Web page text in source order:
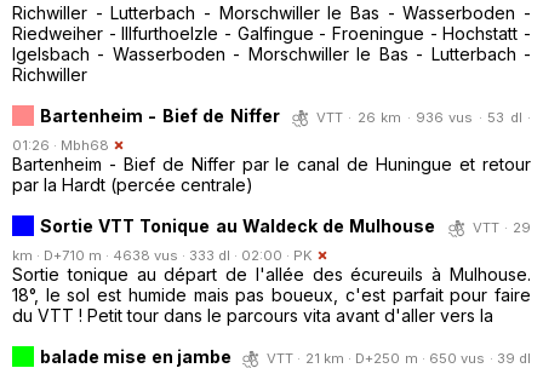
Richwiller - Lutterbach - Morschwiller le Bas - Wasserboden -
Riedweiher - Illfurthoelzle - Galfingue - Froeningue - Hochstatt -
Igelsbach - Wasserboden - Morschwiller le Bas - Lutterbach -
Richwiller
Bartenheim - Bief de Niffer
VTT · 26 km · 936 vus · 53 dl ·
01:26 · Mbh68
Bartenheim - Bief de Niffer par le canal de Huningue et retour
par la Hardt (percée centrale)
Sortie VTT Tonique au Waldeck de Mulhouse
VTT · 29
km · D+710 m · 4638 vus · 333 dl · 02:00 · PK
Sortie tonique au départ de l'allée des écureuils à Mulhouse.
18°, le sol est humide mais pas boueux, c'est parfait pour faire
du VTT ! Petit tour dans le parcours vita avant d'aller vers la
balade mise en jambe
VTT · 21 km · D+250 m · 650 vus · 39 dl